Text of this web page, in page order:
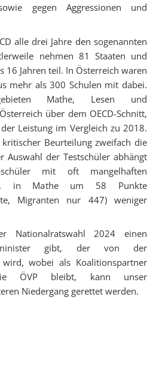
gegen Aggressionen und
alle drei Jahre den sogenannten
nehmen 81 Staaten und
16 Jahren teil. In Österreich waren
mehr als 300 Schulen mit dabei.
Mathe, Lesen und
über dem OECD-Schnitt,
Leistung im Vergleich zu 2018.
Beurteilung zweifach die
Auswahl der Testschüler abhängt
mit oft mangelhaften
in Mathe um 58 Punkte
Migranten nur 447) weniger
Nationalratswahl 2024 einen
gibt, der von der
wobei als Koalitionspartner
ÖVP bleibt, kann unser
Niedergang gerettet werden.